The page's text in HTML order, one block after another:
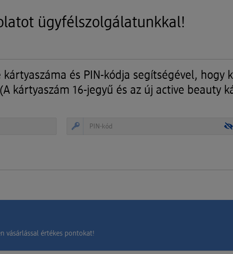
ügyfélszolgálatunkkal!
és PIN-kódja segítségével, hogy
kártyaszám 16-jegyű és az új active beauty
vásárlással értékes pontokat!